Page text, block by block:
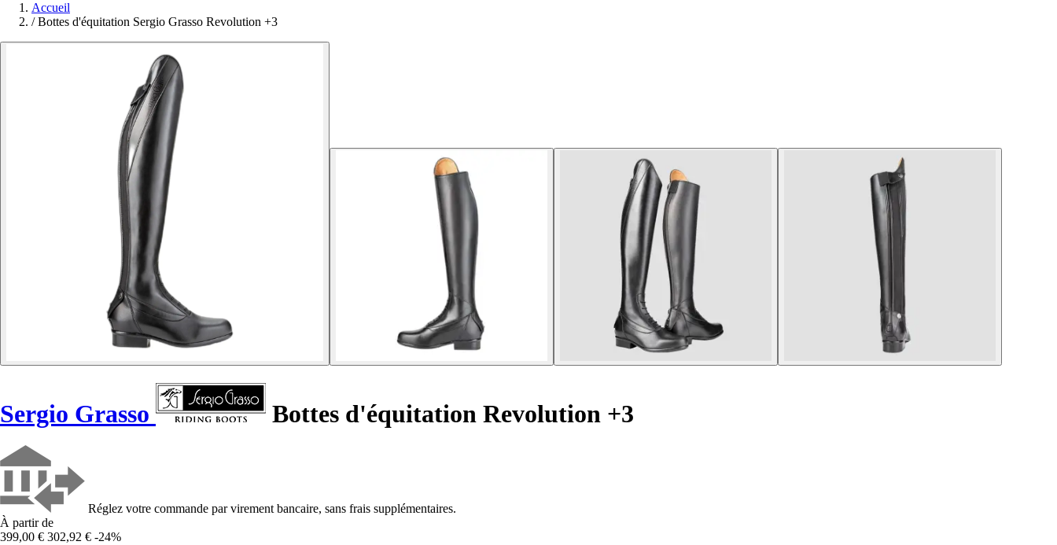
Accueil
/ Bottes d'équitation Sergio Grasso Revolution +3
Sergio Grasso Bottes d'équitation Revolution +3
Réglez votre commande par virement bancaire, sans frais supplémentaires.
À partir de
399,00 € 302,92 € -24%